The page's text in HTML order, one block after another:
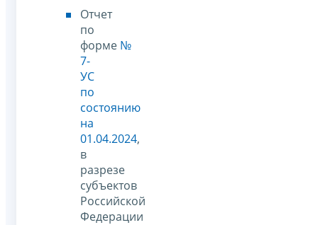
Отчет
по
форме №
7-
УС
по
состоянию
на
01.04.2024,
в
разрезе
субъектов
Российской
Федерации